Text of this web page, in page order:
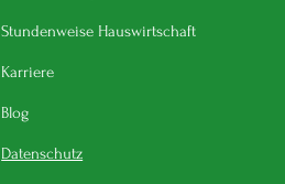
Stundenweise Hauswirtschaft
Karriere
Blog
Datenschutz